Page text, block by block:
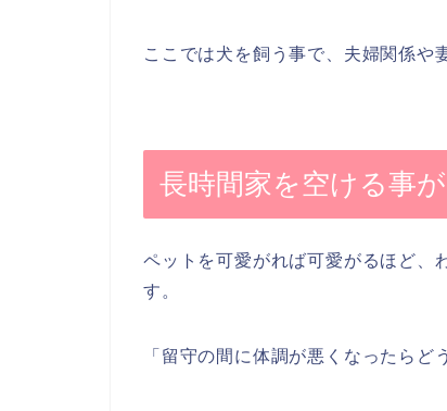
ここでは犬を飼う事で、夫婦関係や
長時間家を空ける事
ペットを可愛がれば可愛がるほど、
す。
「留守の間に体調が悪くなったらど